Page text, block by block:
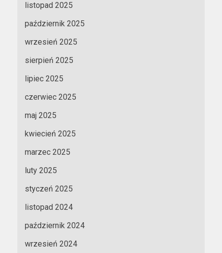
listopad 2025
październik 2025
wrzesień 2025
sierpień 2025
lipiec 2025
czerwiec 2025
maj 2025
kwiecień 2025
marzec 2025
luty 2025
styczeń 2025
listopad 2024
październik 2024
wrzesień 2024